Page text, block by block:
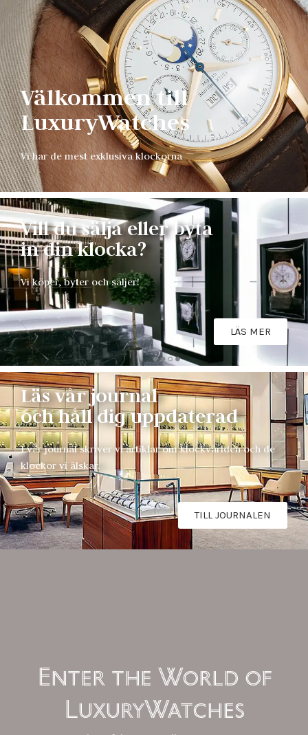
Välkommen till
LuxuryWatches
Vi har de mest exklusiva klockorna
LÄS MER
Vill du sälja eller byta
in din klocka?
Vi köper, byter och säljer!
TILL JOURNALEN
Läs vår journal
och håll dig uppdaterad
I vår journal skriver vi artiklar om klockvärlden och de
klockor vi älskar.
Enter the World of
LuxuryWatches